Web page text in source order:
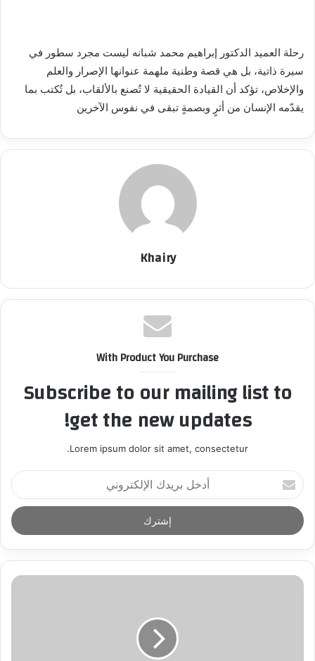
رحلة العميد الدكتور إبراهيم محمد شبانه ليست مجرد سطور في
سيرة ذاتية، بل هي قصة وطنية ملهمة عنوانها الإصرار والعلم
والإخلاص، تؤكد أن القيادة الحقيقية لا تُصنع بالألقاب، بل تُكتب بما
يقدّمه الإنسان من أثرٍ وبصمةٍ تبقى في نفوس الآخرين
Khairy
With Product You Purchase
Subscribe to our mailing list to
get the new updates!
Lorem ipsum dolor sit amet, consectetur.
أ
د
خ
ل
ر
د